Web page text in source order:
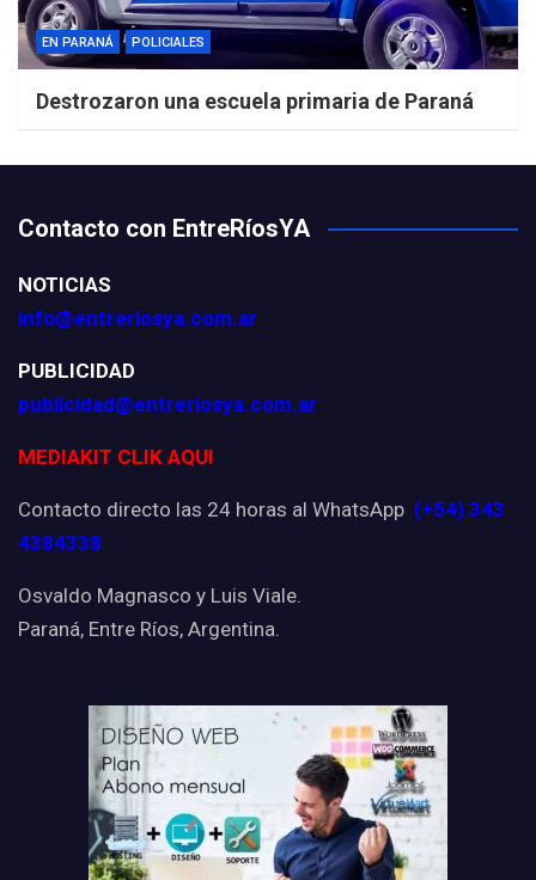
EN PARANÁ POLICIALES
Destrozaron una escuela primaria de Paraná
Contacto con EntreRíosYA
NOTICIAS
info@entreriosya.com.ar
PUBLICIDAD
publicidad@entreriosya.com.ar
MEDIAKIT CLIK AQUI
Contacto directo las 24 horas al WhatsApp (+54) 343
4384338
Osvaldo Magnasco y Luis Viale.
Paraná, Entre Ríos, Argentina.